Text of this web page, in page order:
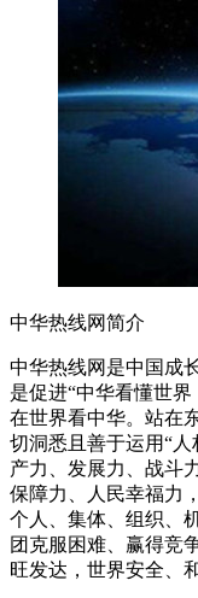
中华热线网简介
中华热线网是中国成
是促进“中华看懂世
在世界看中华。站在
切洞悉且善于运用“
产力、发展力、战斗
保障力、人民幸福力
个人、集体、组织、
团克服困难、赢得竞
旺发达，世界安全、